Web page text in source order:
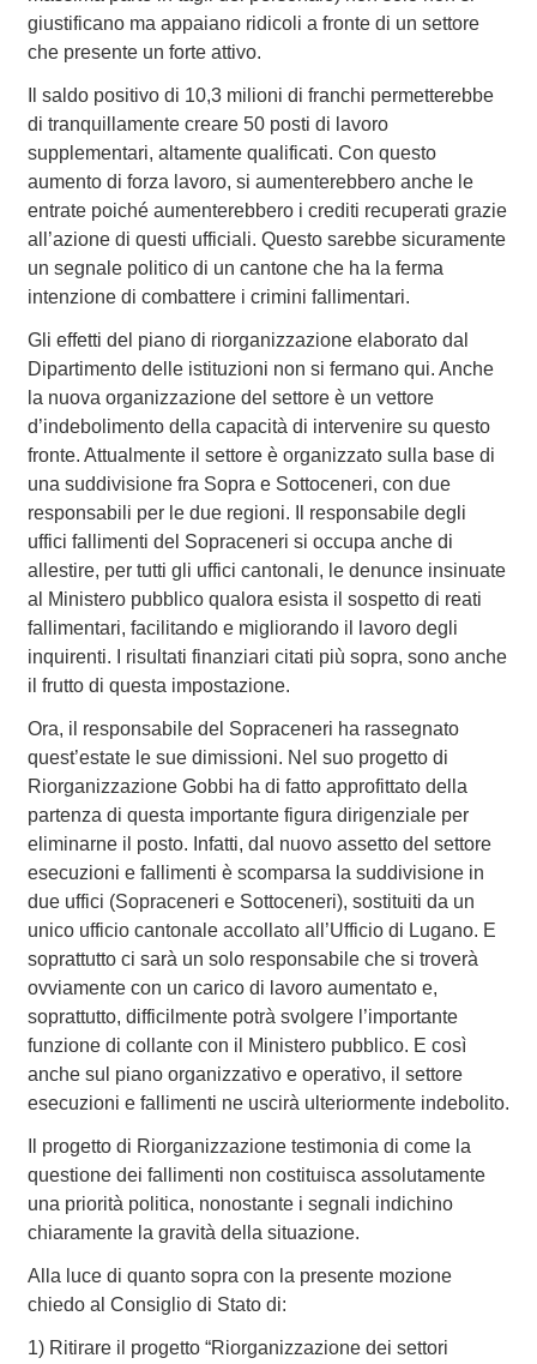
giustificano ma appaiano ridicoli a fronte di un settore
che presente un forte attivo.
Il saldo positivo di 10,3 milioni di franchi permetterebbe
di tranquillamente creare 50 posti di lavoro
supplementari, altamente qualificati. Con questo
aumento di forza lavoro, si aumenterebbero anche le
entrate poiché aumenterebbero i crediti recuperati grazie
all’azione di questi ufficiali. Questo sarebbe sicuramente
un segnale politico di un cantone che ha la ferma
intenzione di combattere i crimini fallimentari.
Gli effetti del piano di riorganizzazione elaborato dal
Dipartimento delle istituzioni non si fermano qui. Anche
la nuova organizzazione del settore è un vettore
d’indebolimento della capacità di intervenire su questo
fronte. Attualmente il settore è organizzato sulla base di
una suddivisione fra Sopra e Sottoceneri, con due
responsabili per le due regioni. Il responsabile degli
uffici fallimenti del Sopraceneri si occupa anche di
allestire, per tutti gli uffici cantonali, le denunce insinuate
al Ministero pubblico qualora esista il sospetto di reati
fallimentari, facilitando e migliorando il lavoro degli
inquirenti. I risultati finanziari citati più sopra, sono anche
il frutto di questa impostazione.
Ora, il responsabile del Sopraceneri ha rassegnato
quest’estate le sue dimissioni. Nel suo progetto di
Riorganizzazione Gobbi ha di fatto approfittato della
partenza di questa importante figura dirigenziale per
eliminarne il posto. Infatti, dal nuovo assetto del settore
esecuzioni e fallimenti è scomparsa la suddivisione in
due uffici (Sopraceneri e Sottoceneri), sostituiti da un
unico ufficio cantonale accollato all’Ufficio di Lugano. E
soprattutto ci sarà un solo responsabile che si troverà
ovviamente con un carico di lavoro aumentato e,
soprattutto, difficilmente potrà svolgere l’importante
funzione di collante con il Ministero pubblico. E così
anche sul piano organizzativo e operativo, il settore
esecuzioni e fallimenti ne uscirà ulteriormente indebolito.
Il progetto di Riorganizzazione testimonia di come la
questione dei fallimenti non costituisca assolutamente
una priorità politica, nonostante i segnali indichino
chiaramente la gravità della situazione.
Alla luce di quanto sopra con la presente mozione
chiedo al Consiglio di Stato di:
1) Ritirare il progetto “Riorganizzazione dei settori